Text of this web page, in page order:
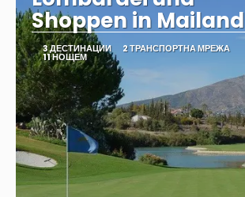
Shoppen in Mailand
3 ДЕСТИНАЦИИ 2 ТРАНСПОРТНА МРЕЖА
11 НОЩЕМ